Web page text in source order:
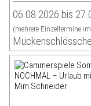
06.08.2026 bis
(mehrere Einzeltermine